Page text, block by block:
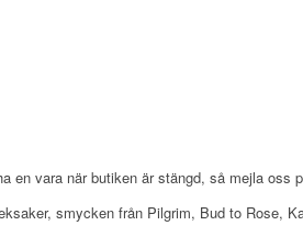
vara när butiken är stängd, så mejla
smycken från Pilgrim, Bud to Rose,